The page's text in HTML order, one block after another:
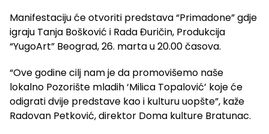
Manifestaciju će otvoriti predstava “Primadone” gdje
igraju Tanja Bošković i Rada Đuričin, Produkcija
“YugoArt” Beograd, 26. marta u 20.00 časova.
“Ove godine cilj nam je da promovišemo naše
lokalno Pozorište mladih ‘Milica Topalović’ koje će
odigrati dvije predstave kao i kulturu uopšte”, kaže
Radovan Petković, direktor Doma kulture Bratunac.